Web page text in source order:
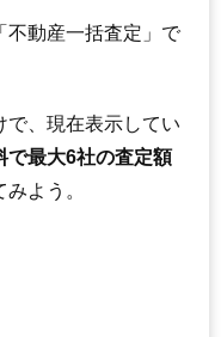
不動産一括査定」で
で、現在表示してい
で最大6社の査定額
よう。